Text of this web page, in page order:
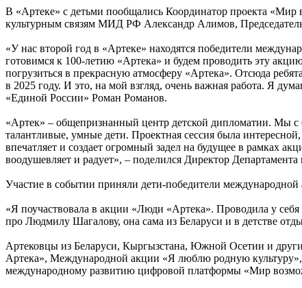
В «Артеке» с детьми пообщались Координатор проекта
культурным связям МИД РФ Александр Алимов,
«У нас второй год в «Артеке» находятся победители
готовимся к 100-летию «Артека» и будем проводить эту
погрузиться в прекрасную атмосферу «Артека». Отсюда
в 2025 году. И это, на мой взгляд, очень важная работа. Я
«Единой России» Роман Романов.
«Артек» – общепризнанный центр детской дипломатии. Мы с
талантливые, умные дети. Проектная сессия была
впечатляет и создает огромный задел на будущее в рамках
воодушевляет и радует», – поделился Директор
Участие в событии приняли дети-победители
«Я поучаствовала в акции «Люди «Артека». Проводила у
про Людмилу Шагалову, она сама из Беларуси и в детстве
Артековцы из Беларуси, Кыргызстана, Южной Осетии и
Артека», Международной акции «Я люблю родную
международному развитию цифровой платформы «Мир